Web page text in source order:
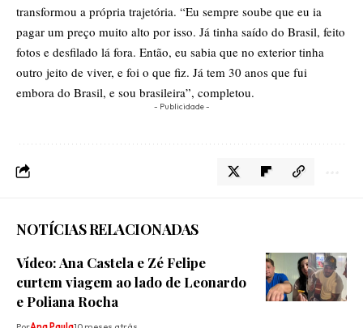
transformou a própria trajetória. “Eu sempre soube que eu ia
pagar um preço muito alto por isso. Já tinha saído do Brasil, feito
fotos e desfilado lá fora. Então, eu sabia que no exterior tinha
outro jeito de viver, e foi o que fiz. Já tem 30 anos que fui
embora do Brasil, e sou brasileira”, completou.
- Publicidade -
NOTÍCIAS RELACIONADAS
Vídeo: Ana Castela e Zé Felipe
curtem viagem ao lado de Leonardo
e Poliana Rocha